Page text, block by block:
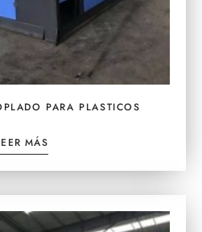
PARA PLASTICOS
MÁS